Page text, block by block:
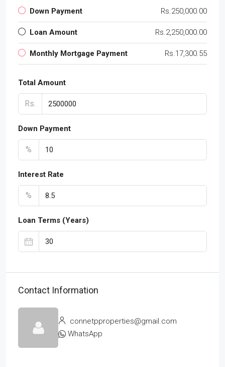
Down Payment Rs.250,000.00
Loan Amount Rs.2,250,000.00
Monthly Mortgage Payment Rs.17,300.55
Total Amount
Rs.
Down Payment
%
Interest Rate
%
Loan Terms (Years)
Contact Information
connetpproperties@gmail.com
WhatsApp